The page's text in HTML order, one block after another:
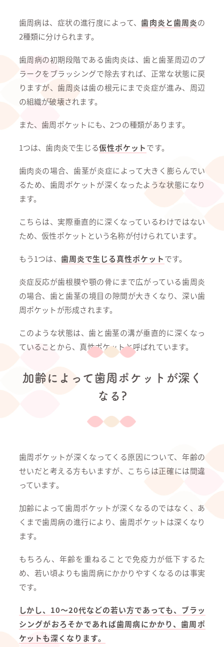
歯周病は、症状の進行度によって、歯肉炎と歯周炎の
2種類に分けられます。
歯周病の初期段階である歯肉炎は、歯と歯茎周辺のプ
ラークをブラッシングで除去すれば、正常な状態に戻
りますが、歯周炎は歯の根元にまで炎症が進み、周辺
の組織が破壊されます。
また、歯周ポケットにも、2つの種類があります。
1つは、歯肉炎で生じる仮性ポケットです。
歯肉炎の場合、歯茎が炎症によって大きく膨らんでい
るため、歯周ポケットが深くなったような状態になり
ます。
こちらは、実際垂直的に深くなっているわけではない
ため、仮性ポケットという名称が付けられています。
もう1つは、 歯周炎で生じる真性ポケットです。
炎症反応が歯根膜や顎の骨にまで広がっている歯周炎
の場合、歯と歯茎の境目の隙間が大きくなり、深い歯
周ポケットが形成されます。
このような状態は、歯と歯茎の溝が垂直的に深くなっ
ていることから、真性ポケットと呼ばれています。
加齢によって歯周ポケットが深く
なる?
歯周ポケットが深くなってくる原因について、年齢の
せいだと考える方もいますが、こちらは正確には間違
っています。
加齢によって歯周ポケットが深くなるのではなく、あ
くまで歯周病の進行により、歯周ポケットは深くなり
ます。
もちろん、年齢を重ねることで免疫力が低下するた
め、若い頃よりも歯周病にかかりやすくなるのは事実
です。
しかし、10～20代などの若い方であっても、ブラッ
シングがおろそかであれば歯周病にかかり、歯周ポ
ケットも深くなります。